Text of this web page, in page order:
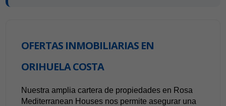
OFERTAS INMOBILIARIAS EN
ORIHUELA COSTA
Nuestra amplia cartera de propiedades en Rosa
Mediterranean Houses nos permite asegurar una